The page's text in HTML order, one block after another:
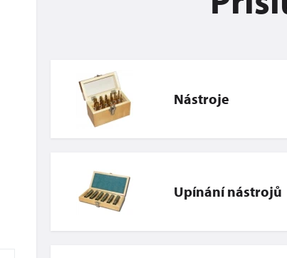
Nástroje
Upínání nástrojů